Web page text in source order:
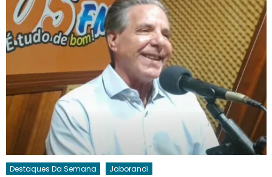
Destaques Da Semana Jaborandi